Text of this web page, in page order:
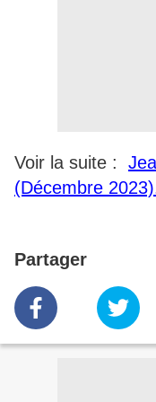
Voir la suite :
(Décembre
Partager